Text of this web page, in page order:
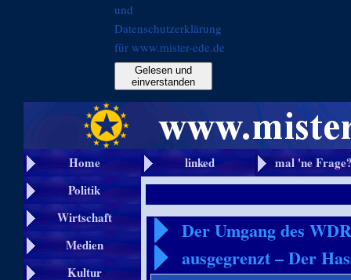
und
Datenschutzerklärung
für www.mister-ede.de
Gelesen und
einverstanden
Home linked
mal 'ne
Politik
Wirtschaft
Medien
Kultur
Der Umgang des
ausgegrenzt – Der